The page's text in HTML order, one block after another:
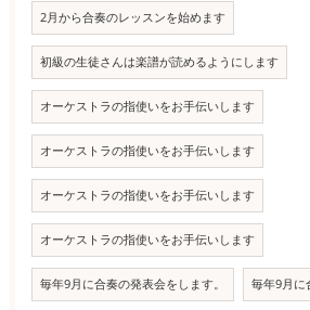
2月から合奏のレッスンを始めます
初級の生徒さんは楽譜が読めるようにします
オーケストラの指使いをお手伝いします
オーケストラの指使いをお手伝いします
オーケストラの指使いをお手伝いします
オーケストラの指使いをお手伝いします
毎年9月に合奏の発表会をします。 毎年9月に